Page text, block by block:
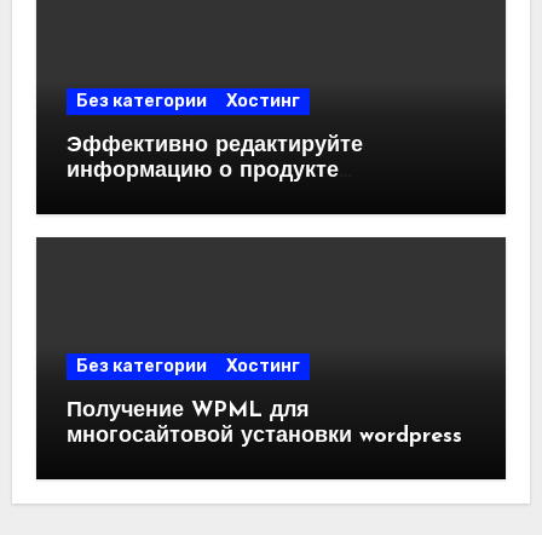
Без категории Хостинг
Эффективно редактируйте
информацию о продукте
электронной таблицы на WordPress.
Без категории Хостинг
Получение WPML для
многосайтовой установки wordpress